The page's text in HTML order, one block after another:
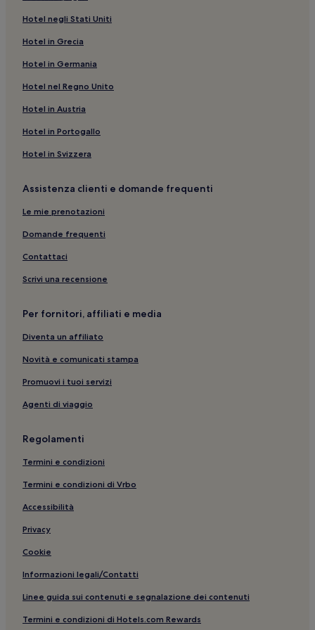
Castellammare del Golfo: Hotel con sorgente termale
Castellammare del Golfo: Hotel con animali ammessi
Buseto Palizzolo: Hotel con animali ammessi
Castellammare del Golfo: Hotel con piscina
Tonnara di Bonagia: Appartamenti
Macari: Hotel con animali ammessi
Riserva Naturale dello Zingaro: Guest house
Castellammare del Golfo: hotel a 4 stelle
Riserva Naturale dello Zingaro: Hotel con piscina nelle
Hotel negli Stati Uniti
Hotel in Grecia
Hotel in Germania
Hotel nel Regno Unito
Hotel in Austria
Hotel in Portogallo
Hotel in Svizzera
Assistenza clienti e domande frequenti
Le mie prenotazioni
Domande frequenti
Contattaci
Scrivi una recensione
Per fornitori, affiliati e media
Diventa un affiliato
Novità e comunicati stampa
Promuovi i tuoi servizi
Agenti di viaggio
Regolamenti
Termini e condizioni
Termini e condizioni di Vrbo
Accessibilità
Privacy
Cookie
Informazioni legali/Contatti
Linee guida sui contenuti e segnalazione dei contenuti
Termini e condizioni di Hotels.com Rewards